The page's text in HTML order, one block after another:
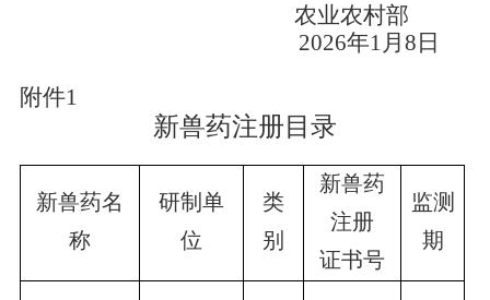
农业农村部
2026年1月8 日
附件1
新兽药注册目录
新兽药名
称
研制单
位
类
别
新兽药
注册
证书号
监测
期